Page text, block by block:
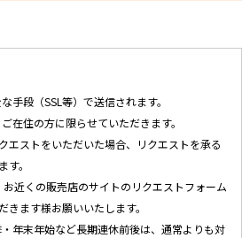
手段（SSL等）で送信されます。
在住の方に限らせていただきます。
ストをいただいた場合、リクエストを承る
。
近くの販売店のサイトのリクエストフォーム
ます様お願いいたします。
年末年始など長期連休前後は、通常よりも対